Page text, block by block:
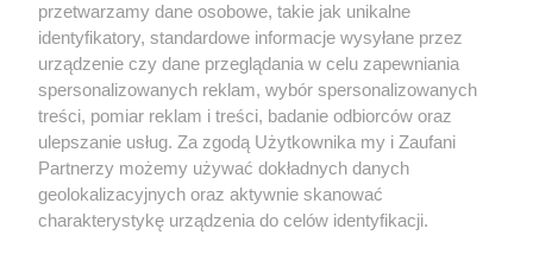
Kultura
X Facebook Instagram Youtube
przetwarzamy dane osobowe, takie jak unikalne
identyfikatory, standardowe informacje wysyłane przez
urządzenie czy dane przeglądania w celu zapewniania
spersonalizowanych reklam, wybór spersonalizowanych
treści, pomiar reklam i treści, badanie odbiorców oraz
ulepszanie usług. Za zgodą Użytkownika my i Zaufani
Partnerzy możemy używać dokładnych danych
geolokalizacyjnych oraz aktywnie skanować
charakterystykę urządzenia do celów identyfikacji.